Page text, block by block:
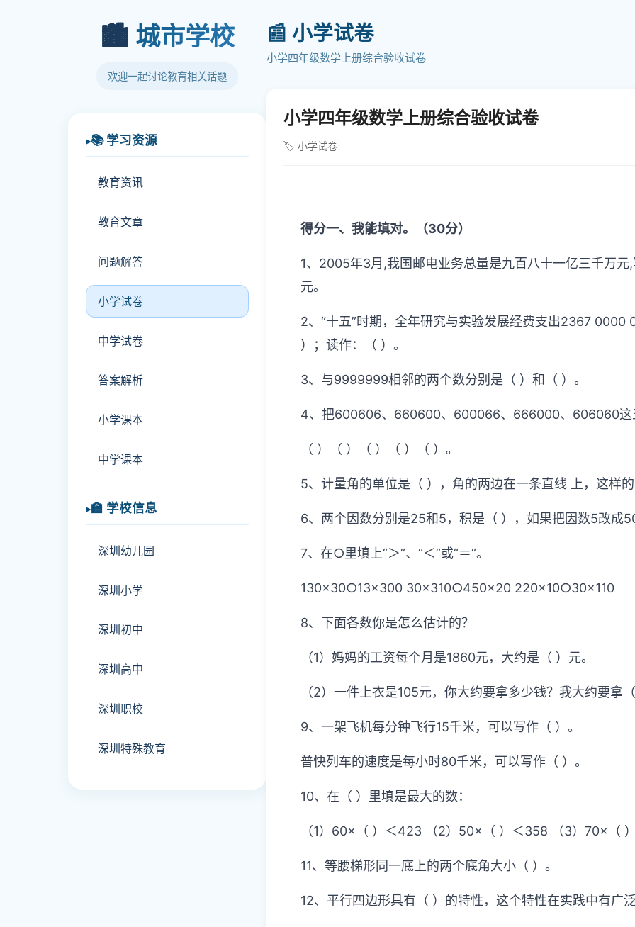
🏙️ 城市学校
欢迎一起讨论教育相关话题
📚 学习资源
教育资讯
教育文章
问题解答
小学试卷
中学试卷
答案解析
小学课本
中学课本
🏫 学校信息
深圳幼儿园
深圳小学
深圳初中
深圳高中
深圳职校
深圳特殊教育
📰 小学试卷
小学四年级数学上册综合验收试卷
小学四年级数学上册综合验收试卷
🏷️ 小学试卷
得分一、我能填对。（30分）
1、2005年3月,我国邮电业务总量是九百八十一亿三千万
元。
2、“十五”时期，全年研究与实验发展经费支出2367 0000
）；读作：（ ）。
3、与9999999相邻的两个数分别是（ ）和（ ）。
4、把600606、660600、600066、666000、606060这
（ ）（ ）（ ）（ ）（ ）。
5、计量角的单位是（ ），角的两边在一条直线 上，这样
6、两个因数分别是25和5，积是（ ），如果把因数5改成
7、在○里填上“＞”、“＜”或“＝”。
130×30○13×300 30×310○450×20 220×10○30×110
8、下面各数你是怎么估计的？
（1）妈妈的工资每个月是1860元，大约是（ ）元。
（2）一件上衣是105元，你大约要拿多少钱？我大约要拿
9、一架飞机每分钟飞行15千米，可以写作（ ）。
普快列车的速度是每小时80千米，可以写作（ ）。
10、在（ ）里填是最大的数：
（1）60×（ ）＜423 （2）50×（ ）＜358 （3）70×（
11、等腰梯形同一底上的两个底角大小（ ）。
12、平行四边形具有（ ）的特性，这个特性在实践中有广